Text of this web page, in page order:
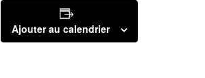
Ajouter au calendrier